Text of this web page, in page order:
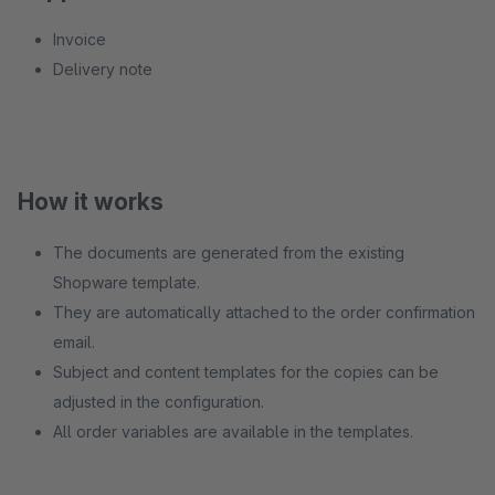
Invoice
Delivery note
How it works
The documents are generated from the existing
Shopware template.
They are automatically attached to the order confirmation
email.
Subject and content templates for the copies can be
adjusted in the configuration.
All order variables are available in the templates.